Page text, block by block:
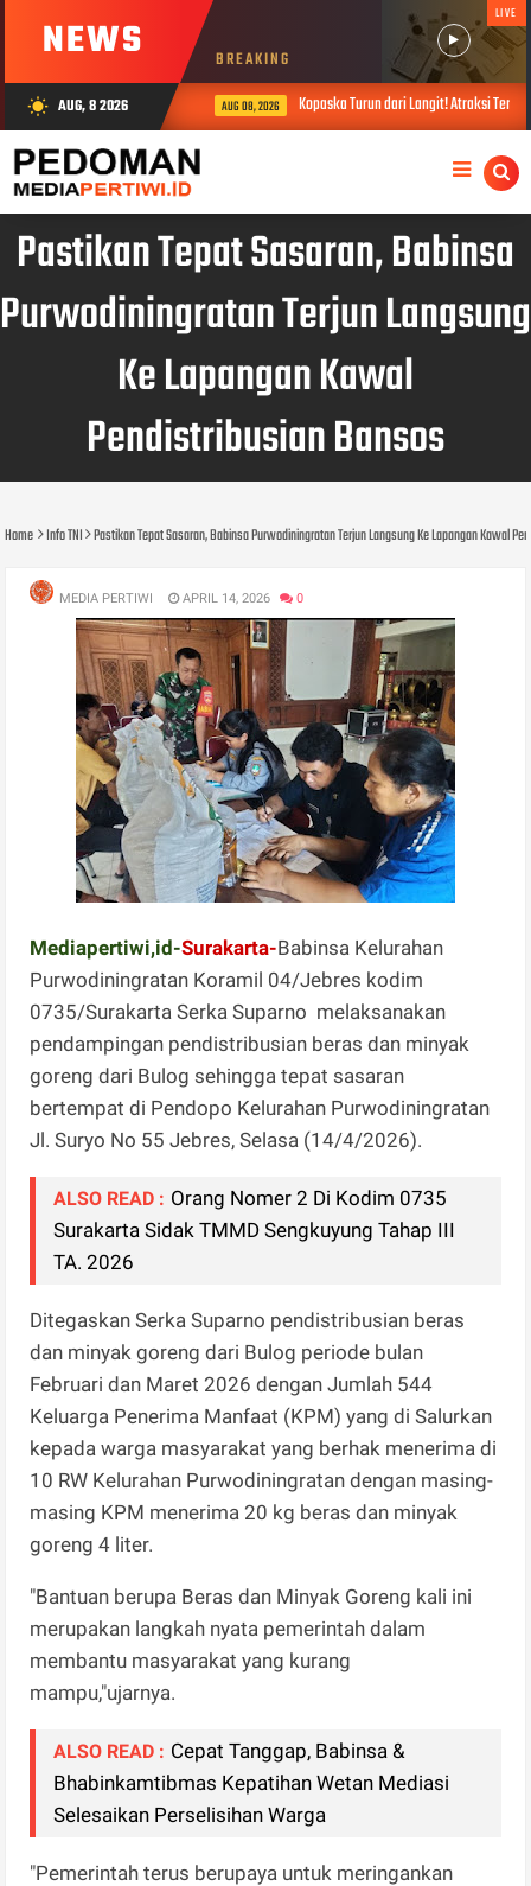
NEWS BREAKING
LIVE
wb_sunny AUG, 8 2026 AUG 08, 2026 Kopaska Turun dari Langit! Atraksi
Pastikan Tepat Sasaran, Babinsa
Purwodiningratan Terjun Langsung
Ke Lapangan Kawal
Pendistribusian Bansos
Home Info TNI Pastikan Tepat Sasaran, Babinsa Purwodiningratan Terjun Langsung Ke Lapangan Kawal
MEDIA PERTIWI APRIL 14, 2026 0
Mediapertiwi,id-Surakarta-Babinsa Kelurahan
Purwodiningratan Koramil 04/Jebres kodim
0735/Surakarta Serka Suparno melaksanakan
pendampingan pendistribusian beras dan minyak
goreng dari Bulog sehingga tepat sasaran
bertempat di Pendopo Kelurahan Purwodiningratan
Jl. Suryo No 55 Jebres, Selasa (14/4/2026).
ALSO READ : Orang Nomer 2 Di Kodim 0735
Surakarta Sidak TMMD Sengkuyung Tahap III
TA. 2026
Ditegaskan Serka Suparno pendistribusian beras
dan minyak goreng dari Bulog periode bulan
Februari dan Maret 2026 dengan Jumlah 544
Keluarga Penerima Manfaat (KPM) yang di Salurkan
kepada warga masyarakat yang berhak menerima di
10 RW Kelurahan Purwodiningratan dengan masing-
masing KPM menerima 20 kg beras dan minyak
goreng 4 liter.
"Bantuan berupa Beras dan Minyak Goreng kali ini
merupakan langkah nyata pemerintah dalam
membantu masyarakat yang kurang
mampu,"ujarnya.
ALSO READ : Cepat Tanggap, Babinsa &
Bhabinkamtibmas Kepatihan Wetan Mediasi
Selesaikan Perselisihan Warga
"Pemerintah terus berupaya untuk meringankan